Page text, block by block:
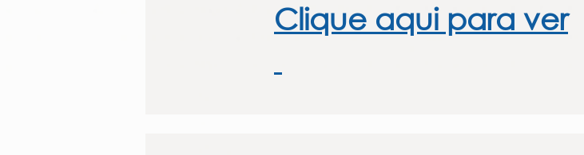
Clique aqui para ver